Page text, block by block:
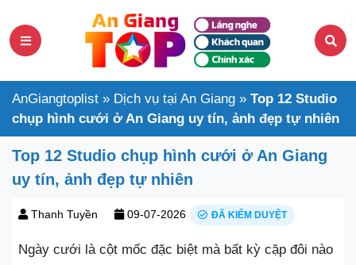
AnGiangtoplist » Dịch vụ tại An Giang » Top 12 Studio
chụp hình cưới ở An Giang uy tín, ảnh đẹp tự nhiên
Top 12 Studio chụp hình cưới ở An Giang
uy tín, ảnh đẹp tự nhiên
Thanh Tuyền 09-07-2026 ĐÃ KIỂM DUYỆT
Ngày cưới là cột mốc đặc biệt mà bất kỳ cặp đôi nào